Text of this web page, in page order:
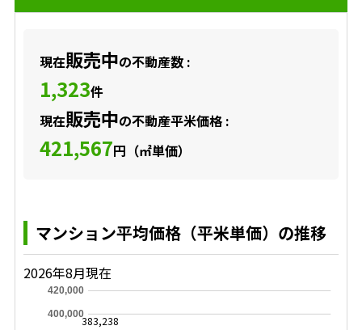
現在販売中の不動産数 :
1,323件
現在販売中の不動産平米価格 :
421,567円（㎡単価）
マンション平均価格（平米単価）の推移
2026年8月現在
400,000
420,000
383,238